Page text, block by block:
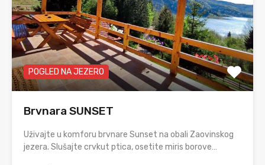
POGLED NA JEZERO
Brvnara SUNSET
Uživajte u komforu brvnare Sunset na obali Zaovinskog
jezera. Slušajte crvkut ptica, osetite miris borove…